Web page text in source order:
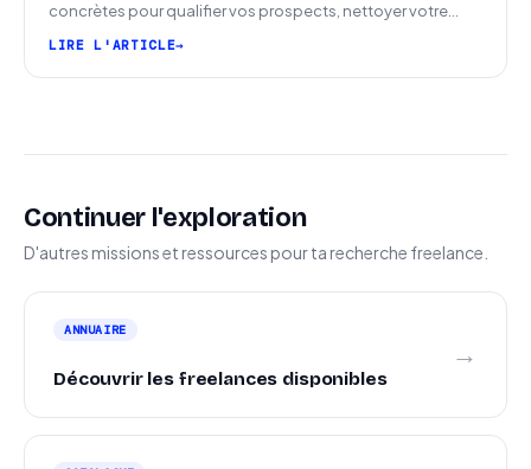
concrètes pour qualifier vos prospects, nettoyer votre
LIRE L'ARTICLE
Continuer l'exploration
D'autres missions et ressources pour ta recherche freelance.
ANNUAIRE
Découvrir les freelances disponibles
→